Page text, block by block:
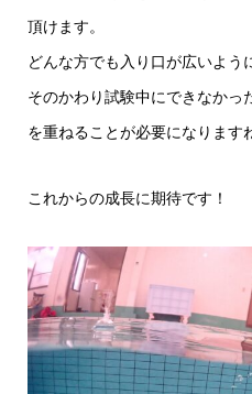
頂けます。
どんな方でも入り口が広いよう
そのかわり試験中にできなかっ
を重ねることが必要になります
これからの成長に期待です！